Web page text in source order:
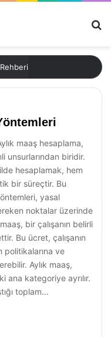
maaş hesaplama,
unsurlarından biridir.
hesaplamak, hem
bir süreçtir. Bu
yasal
noktalar üzerinde
bir çalışanın belirli
Bu ücret, çalışanın
politikalarına ve
Aylık maaş,
ana kategoriye ayrılır.
toplam…